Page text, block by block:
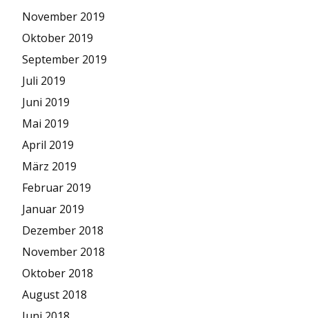
November 2019
Oktober 2019
September 2019
Juli 2019
Juni 2019
Mai 2019
April 2019
März 2019
Februar 2019
Januar 2019
Dezember 2018
November 2018
Oktober 2018
August 2018